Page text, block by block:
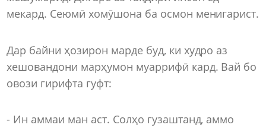
мекард. Сеюмӣ хомӯшона ба осмон менигарист.
Дар байни ҳозирон марде буд, ки худро аз
хешовандони марҳумон муаррифӣ кард. Вай бо
овози гирифта гуфт:
- Ин аммаи ман аст. Солҳо гузаштанд, аммо